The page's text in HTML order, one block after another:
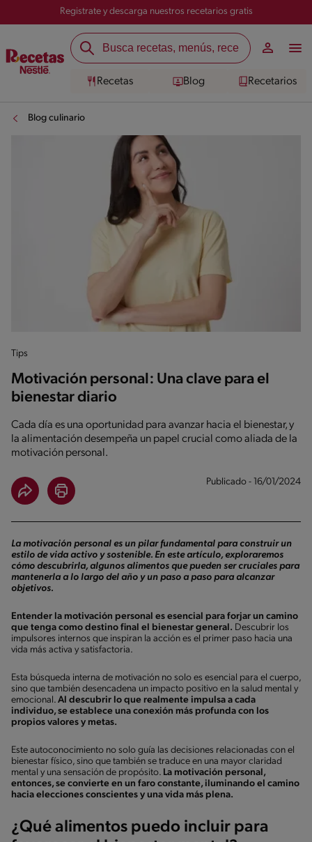
Registrate y descarga nuestros recetarios gratis
Recetas Blog Recetarios
Blog culinario
Tips
Motivación personal: Una clave para el
bienestar diario
Cada día es una oportunidad para avanzar hacia el bienestar, y
la alimentación desempeña un papel crucial como aliada de la
motivación personal.
Publicado - 16/01/2024
La motivación personal es un pilar fundamental para construir un
estilo de vida activo y sostenible. En este artículo, exploraremos
cómo descubrirla, algunos alimentos que pueden ser cruciales para
mantenerla a lo largo del año y un paso a paso para alcanzar
objetivos.
Entender la motivación personal es esencial para forjar un camino
que tenga como destino final el bienestar general. Descubrir los
impulsores internos que inspiran la acción es el primer paso hacia una
vida más activa y satisfactoria.
Esta búsqueda interna de motivación no solo es esencial para el cuerpo,
sino que también desencadena un impacto positivo en la salud mental y
emocional. Al descubrir lo que realmente impulsa a cada
individuo, se establece una conexión más profunda con los
propios valores y metas.
Este autoconocimiento no solo guía las decisiones relacionadas con el
bienestar físico, sino que también se traduce en una mayor claridad
mental y una sensación de propósito. La motivación personal,
entonces, se convierte en un faro constante, iluminando el camino
hacia elecciones conscientes y una vida más plena.
¿Qué alimentos puedo incluir para